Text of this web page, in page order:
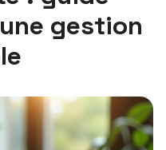
gestion